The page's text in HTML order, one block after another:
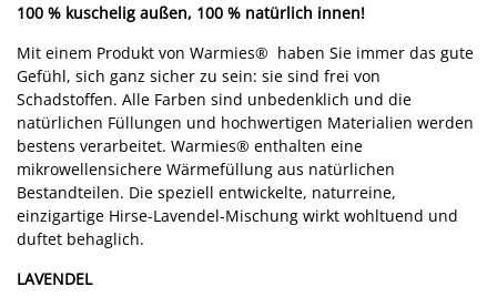
100 % kuschelig außen, 100 % natürlich innen!
Mit einem Produkt von Warmies® haben Sie immer das gute
Gefühl, sich ganz sicher zu sein: sie sind frei von
Schadstoffen. Alle Farben sind unbedenklich und die
natürlichen Füllungen und hochwertigen Materialien werden
bestens verarbeitet. Warmies® enthalten eine
mikrowellensichere Wärmefüllung aus natürlichen
Bestandteilen. Die speziell entwickelte, naturreine,
einzigartige Hirse-Lavendel-Mischung wirkt wohltuend und
duftet behaglich.
LAVENDEL